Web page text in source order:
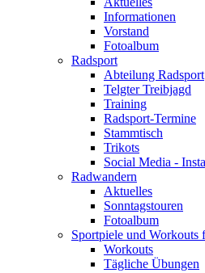
Informationen
Vorstand
Fotoalbum
Radsport
Abteilung Radsport
Telgter Treibjagd
Training
Radsport-Termine
Stammtisch
Trikots
Social Media -
Radwandern
Aktuelles
Sonntagstouren
Fotoalbum
Sportpiele und Workouts
Workouts
Tägliche Übungen